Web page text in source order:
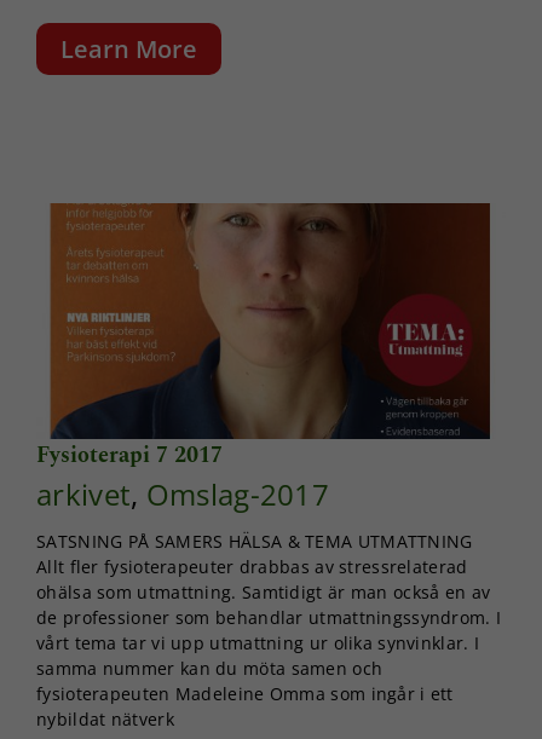
Learn More
Fysioterapi 7 2017
arkivet, Omslag-2017
SATSNING PÅ SAMERS HÄLSA & TEMA UTMATTNING
Allt fler fysioterapeuter drabbas av stressrelaterad
ohälsa som utmattning. Samtidigt är man också en av
de professioner som behandlar utmattningssyndrom. I
vårt tema tar vi upp utmattning ur olika synvinklar. I
samma nummer kan du möta samen och
fysioterapeuten Madeleine Omma som ingår i ett
nybildat nätverk